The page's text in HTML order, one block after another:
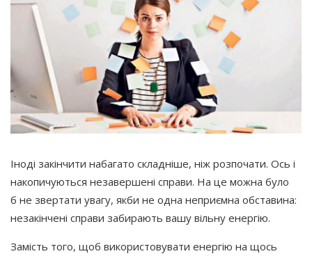
Іноді закінчити набагато складніше, ніж розпочати. Ось і
накопичуються незавершені справи. На це можна було
б не звертати увагу, якби не одна неприємна обставина:
незакінчені справи забирають вашу вільну енергію.
Замість того, щоб використовувати енергію на щось